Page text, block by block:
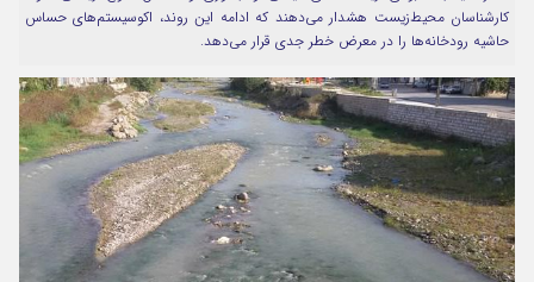
کارشناسان محیط‌زیست هشدار می‌دهند که ادامه این روند، اکوسیستم‌های حساس
حاشیه رودخانه‌ها را در معرض خطر جدی قرار می‌دهد.